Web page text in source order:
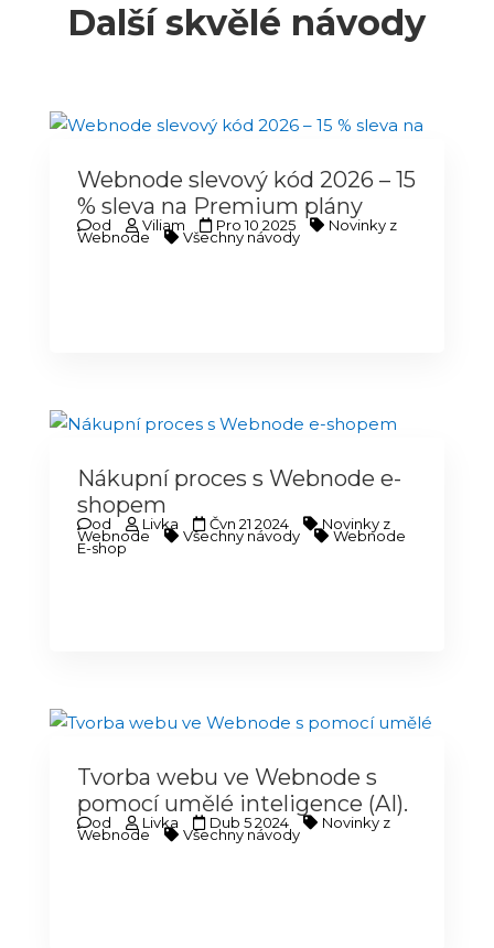
Další skvělé návody
Webnode slevový kód 2026 – 15
% sleva na Premium plány
od Viliam Pro 10 2025 Novinky z
Webnode Všechny návody
Nákupní proces s Webnode e-
shopem
od Livka Čvn 21 2024 Novinky z
Webnode Všechny návody Webnode
E-shop
Tvorba webu ve Webnode s
pomocí umělé inteligence (AI).
od Livka Dub 5 2024 Novinky z
Webnode Všechny návody